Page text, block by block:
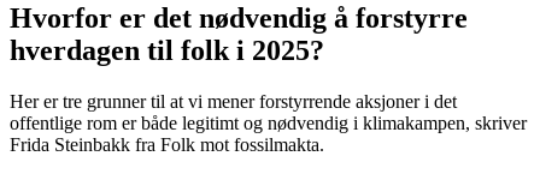
Hvorfor er det nødvendig å forstyrre
hverdagen til folk i 2025?
Her er tre grunner til at vi mener forstyrrende aksjoner i det
offentlige rom er både legitimt og nødvendig i klimakampen, skriver
Frida Steinbakk fra Folk mot fossilmakta.